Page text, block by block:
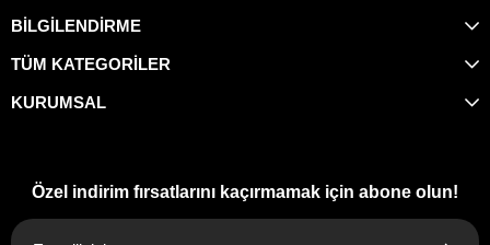
BİLGİLENDİRME
TÜM KATEGORİLER
KURUMSAL
Özel indirim fırsatlarını kaçırmamak için abone olun!